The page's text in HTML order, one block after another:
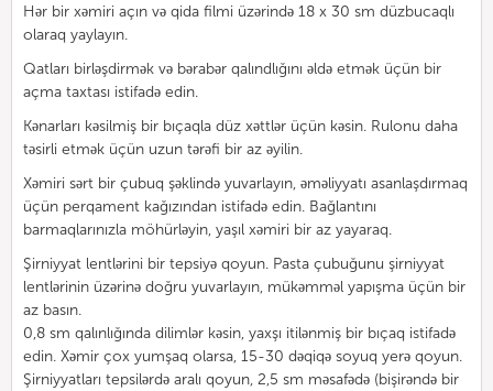
Hər bir xəmiri açın və qida filmi üzərində 18 x 30 sm düzbucaqlı
olaraq yaylayın.
Qatları birləşdirmək və bərabər qalındlığını əldə etmək üçün bir
açma taxtası istifadə edin.
Kənarları kəsilmiş bir bıçaqla düz xəttlər üçün kəsin. Rulonu daha
təsirli etmək üçün uzun tərəfi bir az əyilin.
Xəmiri sərt bir çubuq şəklində yuvarlayın, əməliyyatı asanlaşdırmaq
üçün perqament kağızından istifadə edin. Bağlantını
barmaqlarınızla möhürləyin, yaşıl xəmiri bir az yayaraq.
Şirniyyat lentlərini bir tepsiyə qoyun. Pasta çubuğunu şirniyyat
lentlərinin üzərinə doğru yuvarlayın, mükəmməl yapışma üçün bir
az basın.
0,8 sm qalınlığında dilimlər kəsin, yaxşı itilənmiş bir bıçaq istifadə
edin. Xəmir çox yumşaq olarsa, 15-30 dəqiqə soyuq yerə qoyun.
Şirniyyatları tepsilərdə aralı qoyun, 2,5 sm məsafədə (bişirəndə bir